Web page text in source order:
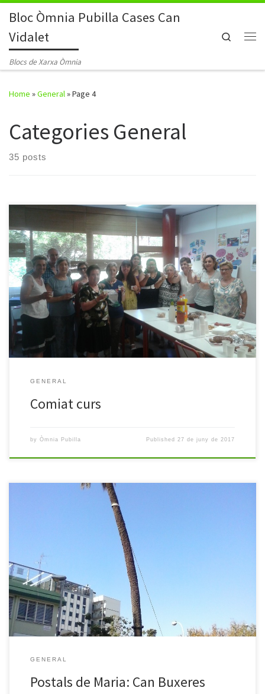
Skip to content
Bloc Òmnia Pubilla Cases Can
Vidalet
Blocs de Xarxa Òmnia
Search
Home »General»Page 4
Categories General
35 posts
En el Punt Òmnia Pubilla Cases Can Vidalet acomiadem el curs
2016-2017. Ha estat un curs de projectes, reptes, coneixences,
esforços que han valgut la pena i ens han fet créixer com a
persones, així de contents ens acomiadem. Moltes gràcies a totes
les persones que ompliu cada dia el […]
GENERAL
Comiat curs
by Òmnia Pubilla Published 27 de juny de 2017
Hola, soy Maria y aquí os dejo mis postales del barrio de
Hospitalet, concretamente del parque de Can Buxeres. Como no
me decidía a cual me gustabaa más, dejo que cada uno escoja.
Espero os gusten tanto como a mi.
GENERAL
Postals de Maria: Can Buxeres